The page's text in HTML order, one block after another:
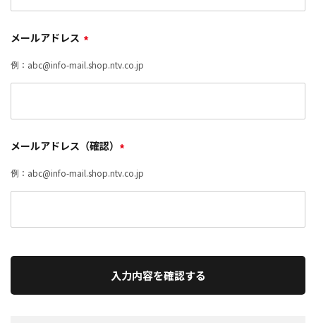
メールアドレス *
例：abc@info-mail.shop.ntv.co.jp
メールアドレス（確認） *
例：abc@info-mail.shop.ntv.co.jp
入力内容を確認する